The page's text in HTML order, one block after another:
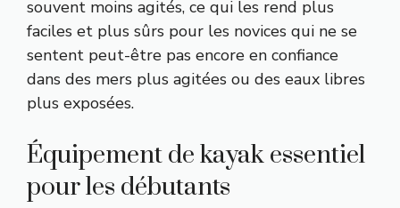
souvent moins agités, ce qui les rend plus
faciles et plus sûrs pour les novices qui ne se
sentent peut-être pas encore en confiance
dans des mers plus agitées ou des eaux libres
plus exposées.
Équipement de kayak essentiel
pour les débutants